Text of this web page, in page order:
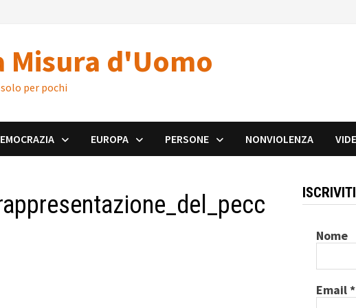
Misura d'Uomo
per pochi
EUROPA PERSONE NONVIOLENZA
Nome
Email*